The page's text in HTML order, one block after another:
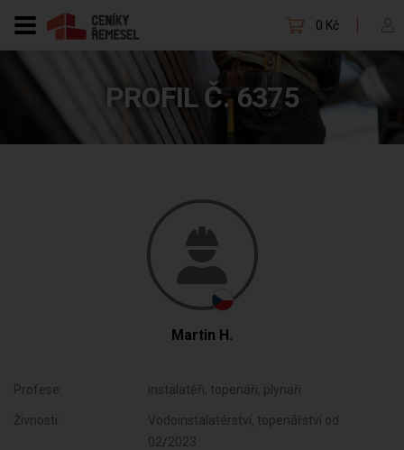
0 Kč
PROFIL Č. 6375
Martin H.
Profese: instalatéři, topenáři, plynaři
Živnosti:
Vodoinstalatérství, topenářství od
02/2023